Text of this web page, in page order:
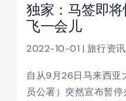
独家：马签即
飞一会儿
2022-10-01 | 旅行资讯
自从9月26日马来西亚
员公署）突然宣布暂